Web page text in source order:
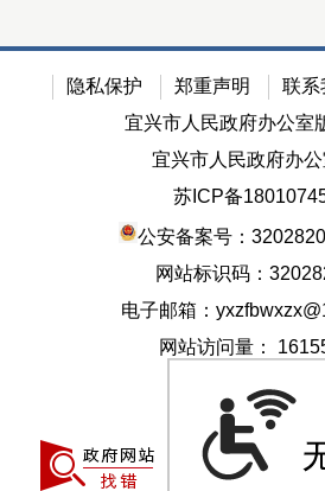
隐私保护 郑重声明 联系
宜兴市人民政府办公室
宜兴市人民政府办
苏ICP备
公安备案号：
网站标识码：
电子邮箱：
网站访问量：